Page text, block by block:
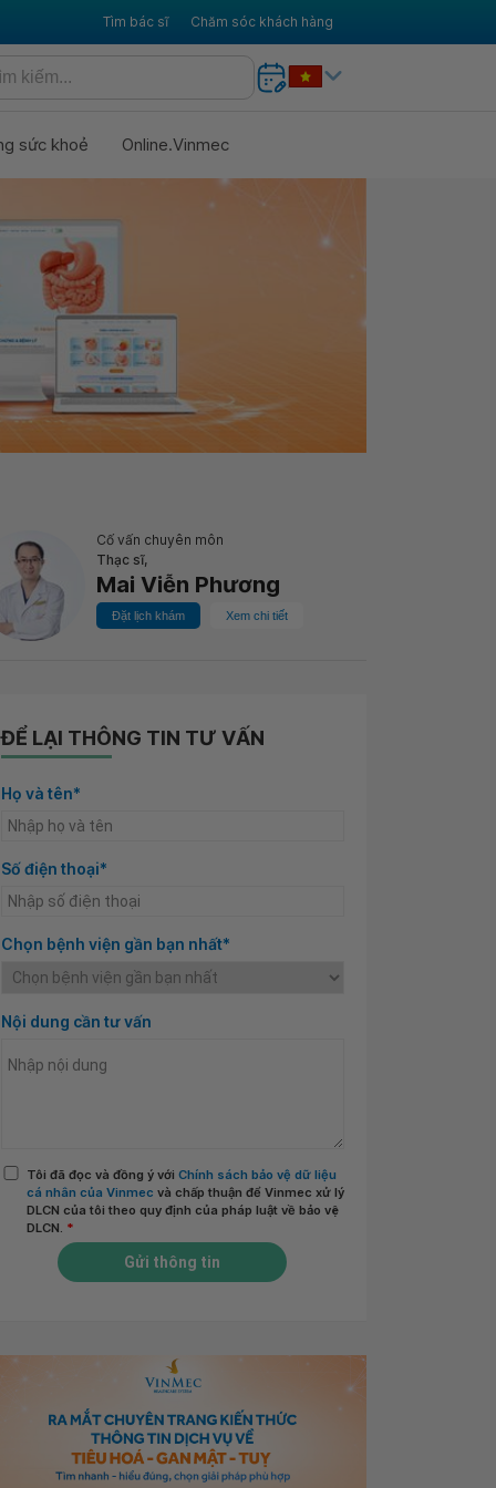
Tìm bác sĩ Chăm sóc khách hàng
sức khoẻ Online.Vinmec
Cố vấn chuyên môn
Thạc sĩ,
Mai Viễn Phương
Đặt lịch khám Xem chi tiết
ĐỂ LẠI THÔNG TIN TƯ VẤN
Họ và tên*
Số điện thoại*
Chọn bệnh viện gần bạn nhất*
Nội dung cần tư vấn
Tôi đã đọc và đồng ý với Chính sách bảo vệ dữ liệu
cá nhân của Vinmec và chấp thuận để Vinmec xử lý
DLCN của tôi theo quy định của pháp luật về bảo vệ
DLCN. *
Gửi thông tin